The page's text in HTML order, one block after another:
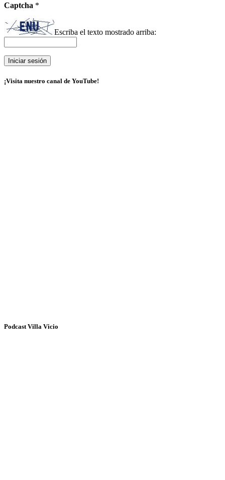
Captcha *
Escriba el texto mostrado arriba:
¡Visita nuestro canal de YouTube!
Podcast Villa Vicio